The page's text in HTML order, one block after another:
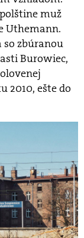
muž
Uthemann.
zbúranou
Burowiec,
2010, ešte do